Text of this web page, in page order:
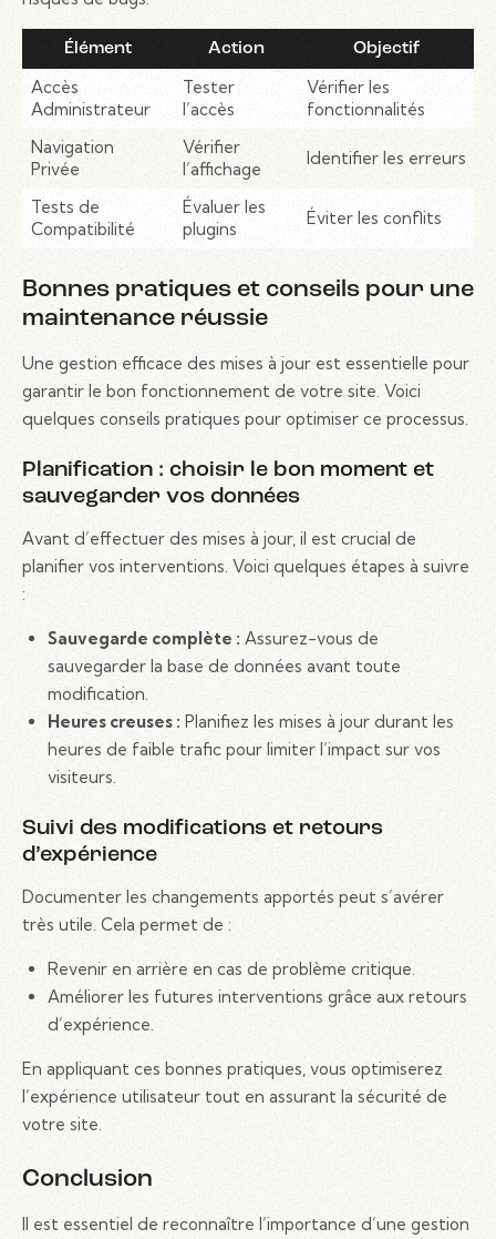
Élément Action Objectif
Accès
Administrateur
Tester
l’accès
Vérifier les
fonctionnalités
Navigation
Privée
Vérifier
l’affichage
Identifier les erreurs
Tests de
Compatibilité
Évaluer les
plugins
Éviter les conflits
Bonnes pratiques et conseils pour une
maintenance réussie
Une gestion efficace des mises à jour est essentielle pour
garantir le bon fonctionnement de votre site. Voici
quelques conseils pratiques pour optimiser ce processus.
Planification : choisir le bon moment et
sauvegarder vos données
Avant d’effectuer des mises à jour, il est crucial de
planifier vos interventions. Voici quelques étapes à suivre
:
Sauvegarde complète : Assurez-vous de
sauvegarder la base de données avant toute
modification.
Heures creuses : Planifiez les mises à jour durant les
heures de faible trafic pour limiter l’impact sur vos
visiteurs.
Suivi des modifications et retours
d’expérience
Documenter les changements apportés peut s’avérer
très utile. Cela permet de :
Revenir en arrière en cas de problème critique.
Améliorer les futures interventions grâce aux retours
d’expérience.
En appliquant ces bonnes pratiques, vous optimiserez
l’expérience utilisateur tout en assurant la sécurité de
votre site.
Conclusion
Il est essentiel de reconnaître l’importance d’une gestion